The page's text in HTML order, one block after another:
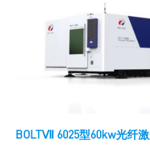
BOLTⅦ 6025型60kw光纤